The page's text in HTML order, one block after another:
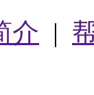
介 |